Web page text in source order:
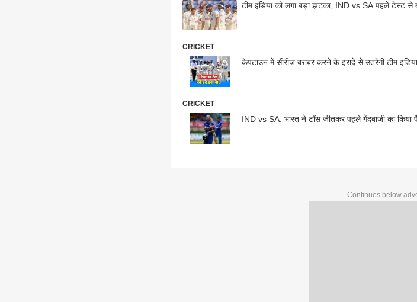
टीम इंडिया को लगा बड़ा झटका, IND vs SA पहले टेस्ट
CRICKET
केपटाउन में सीरीज बराबर करने के इरादे से उतरेगी टीम
CRICKET
IND vs SA: भारत ने टॉस जीतकर पहले गेंदबाजी का किया
Continues below